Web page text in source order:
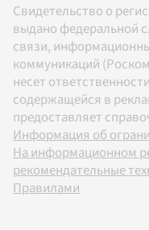
Свидетельство о
выдано федеральной
связи,
коммуникаций
несет
содержащейся в
предоставляет
Информация об
На информационном
рекомендательные
Правилами